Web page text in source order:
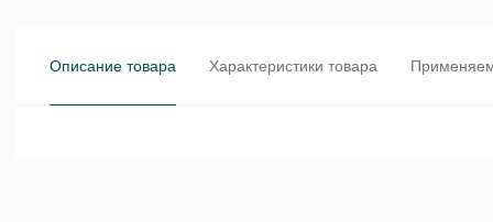
Описание товара Характеристики товара